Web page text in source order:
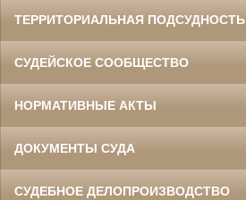
ТЕРРИТОРИАЛЬНАЯ ПОДСУДНОСТЬ
СУДЕЙСКОЕ СООБЩЕСТВО
НОРМАТИВНЫЕ АКТЫ
ДОКУМЕНТЫ СУДА
СУДЕБНОЕ ДЕЛОПРОИЗВОДСТВО